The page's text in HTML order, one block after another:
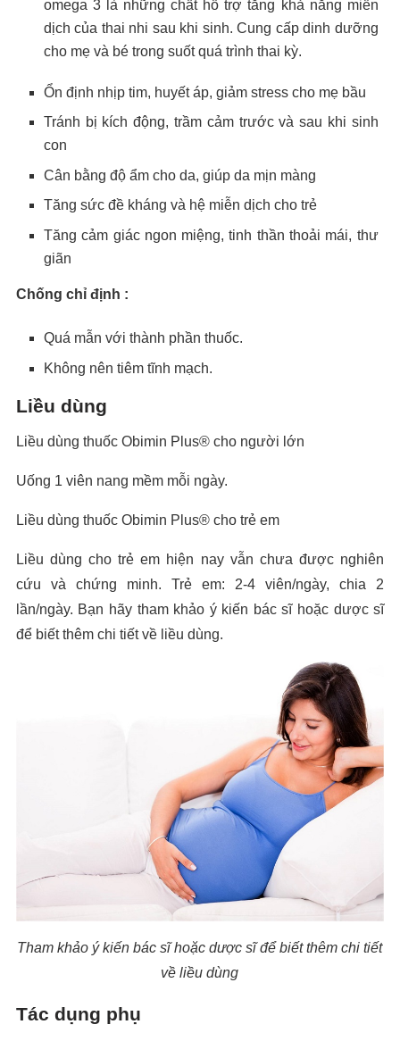
omega 3 là những chất hỗ trợ tăng khả năng miễn
dịch của thai nhi sau khi sinh. Cung cấp dinh dưỡng
cho mẹ và bé trong suốt quá trình thai kỳ.
Ổn định nhịp tim, huyết áp, giảm stress cho mẹ bầu
Tránh bị kích động, trầm cảm trước và sau khi sinh
con
Cân bằng độ ẩm cho da, giúp da mịn màng
Tăng sức đề kháng và hệ miễn dịch cho trẻ
Tăng cảm giác ngon miệng, tinh thần thoải mái, thư
giãn
Chống chỉ định :
Quá mẫn với thành phần thuốc.
Không nên tiêm tĩnh mạch.
Liều dùng
Liều dùng thuốc Obimin Plus® cho người lớn
Uống 1 viên nang mềm mỗi ngày.
Liều dùng thuốc Obimin Plus® cho trẻ em
Liều dùng cho trẻ em hiện nay vẫn chưa được nghiên
cứu và chứng minh. Trẻ em: 2-4 viên/ngày, chia 2
lần/ngày. Bạn hãy tham khảo ý kiến bác sĩ hoặc dược sĩ
để biết thêm chi tiết về liều dùng.
Tham khảo ý kiến bác sĩ hoặc dược sĩ để biết thêm chi tiết
về liều dùng
Tác dụng phụ